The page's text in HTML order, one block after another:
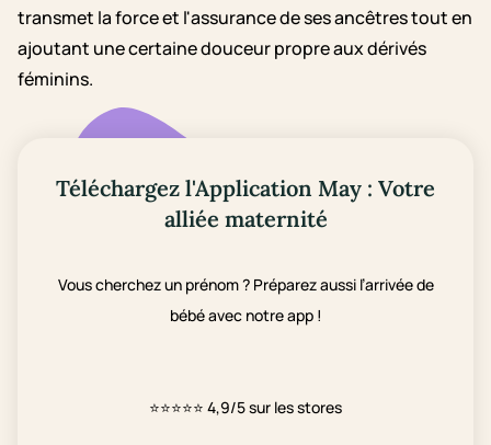
transmet la force et l'assurance de ses ancêtres tout en
ajoutant une certaine douceur propre aux dérivés
féminins.
Téléchargez l'Application May : Votre
alliée maternité
Vous cherchez un prénom ? Préparez aussi l’arrivée de
bébé avec notre app !
⭐⭐⭐⭐⭐ 4,9/5 sur les stores